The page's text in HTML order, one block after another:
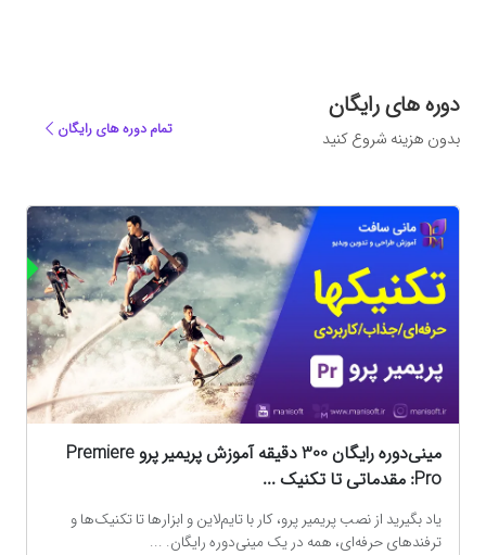
دوره های رایگان
بدون هزینه شروع کنید تمام دوره های رایگان
مینی‌دوره رایگان 300 دقیقه آموزش پریمیر پرو Premiere
Pro: مقدماتی تا تکنیک‌ ...
یاد بگیرید از نصب پریمیر پرو، کار با تایم‌لاین و ابزارها تا تکنیک‌ها و
ترفندهای حرفه‌ای، همه در یک مینی‌دوره رایگان. ...